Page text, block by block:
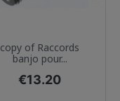
copy of Raccords
banjo pour...
Price
€13.20